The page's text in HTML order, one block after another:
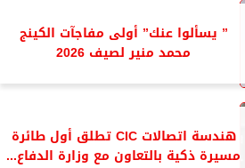
” يسألوا عنك” أولى مفاجآت الكينج
محمد منير لصيف 2026
هندسة اتصالات CIC تطلق أول طائرة
مسيرة ذكية بالتعاون مع وزارة الدفاع...